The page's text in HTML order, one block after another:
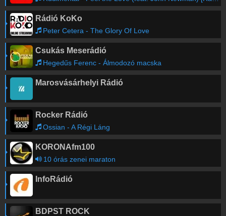
Rádió KoKo
Peter Cetera - The Glory Of Love
Csukás Meserádió
Hegedűs Ferenc - Álmodozó macska
Marosvásárhelyi Rádió
Rocker Rádió
Ossian - A Régi Láng
KORONAfm100
10 órás zenei maraton
InfoRádió
BDPST ROCK